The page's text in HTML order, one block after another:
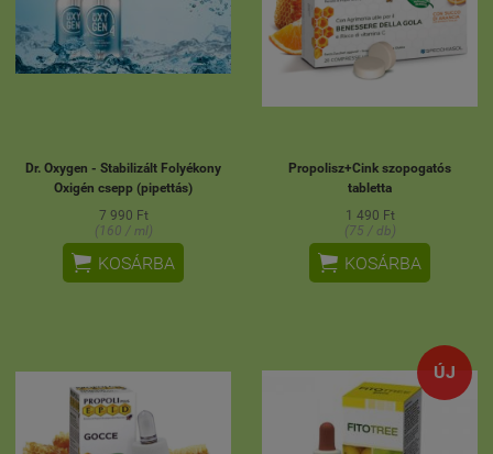
Dr. Oxygen - Stabilizált Folyékony
Oxigén csepp (pipettás)
7 990 Ft
(160 / ml)
 KOSÁRBA
Propolisz+Cink szopogatós
tabletta
1 490 Ft
(75 / db)
 KOSÁRBA
ÚJ